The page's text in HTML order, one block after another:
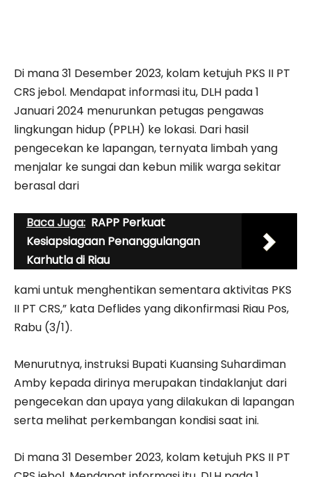
Di mana 31 Desember 2023, kolam ketujuh PKS II PT
CRS jebol. Mendapat informasi itu, DLH pada 1
Januari 2024 menurunkan petugas pengawas
lingkungan hidup (PPLH) ke lokasi. Dari hasil
pengecekan ke lapangan, ternyata limbah yang
menjalar ke sungai dan kebun milik warga sekitar
berasal dari
Baca Juga: RAPP Perkuat
Kesiapsiagaan Penanggulangan
Karhutla di Riau
kami untuk menghentikan sementara aktivitas PKS
II PT CRS,” kata Deflides yang dikonfirmasi Riau Pos,
Rabu (3/1).
Menurutnya, instruksi Bupati Kuansing Suhardiman
Amby kepada dirinya merupakan tindaklanjut dari
pengecekan dan upaya yang dilakukan di lapangan
serta melihat perkembangan kondisi saat ini.
Di mana 31 Desember 2023, kolam ketujuh PKS II PT